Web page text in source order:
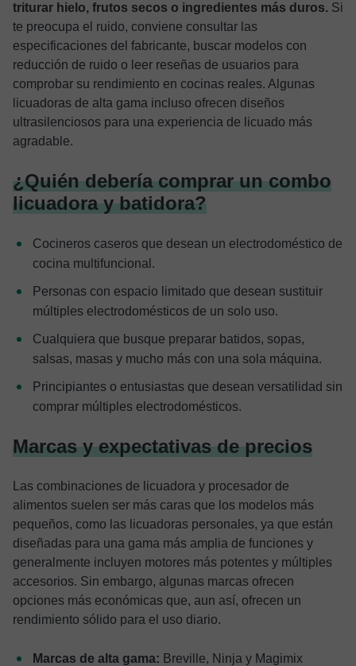
triturar hielo, frutos secos o ingredientes más duros. Si
te preocupa el ruido, conviene consultar las
especificaciones del fabricante, buscar modelos con
reducción de ruido o leer reseñas de usuarios para
comprobar su rendimiento en cocinas reales. Algunas
licuadoras de alta gama incluso ofrecen diseños
ultrasilenciosos para una experiencia de licuado más
agradable.
¿Quién debería comprar un combo
licuadora y batidora?
Cocineros caseros que desean un electrodoméstico de
cocina multifuncional.
Personas con espacio limitado que desean sustituir
múltiples electrodomésticos de un solo uso.
Cualquiera que busque preparar batidos, sopas,
salsas, masas y mucho más con una sola máquina.
Principiantes o entusiastas que desean versatilidad sin
comprar múltiples electrodomésticos.
Marcas y expectativas de precios
Las combinaciones de licuadora y procesador de
alimentos suelen ser más caras que los modelos más
pequeños, como las licuadoras personales, ya que están
diseñadas para una gama más amplia de funciones y
generalmente incluyen motores más potentes y múltiples
accesorios. Sin embargo, algunas marcas ofrecen
opciones más económicas que, aun así, ofrecen un
rendimiento sólido para el uso diario.
Marcas de alta gama: Breville, Ninja y Magimix